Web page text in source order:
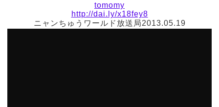
tomomy
http://dai.ly/x18fey8
ニャンちゅうワールド放送局2013.05.19